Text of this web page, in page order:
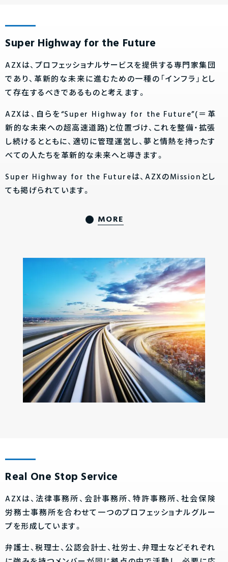
Super Highway for the Future
AZXは、プロフェッショナルサービスを提供する専門家集団
であり、革新的な未来に進むための一種の「インフラ」とし
て存在するべきであるものと考えます。
AZXは、自らを“Super Highway for the Future”(＝革
新的な未来への超高速道路)と位置づけ、これを整備・拡張
し続けるとともに、適切に管理運営し、夢と情熱を持ったす
べての人たちを革新的な未来へと導きます。
Super Highway for the Futureは、AZXのMissionとし
ても掲げられています。
MORE
Real One Stop Service
AZXは、法律事務所、会計事務所、特許事務所、社会保険
労務士事務所を合わせて一つのプロフェッショナルグルー
プを形成しています。
弁護士、税理士、公認会計士、社労士、弁理士などそれぞれ